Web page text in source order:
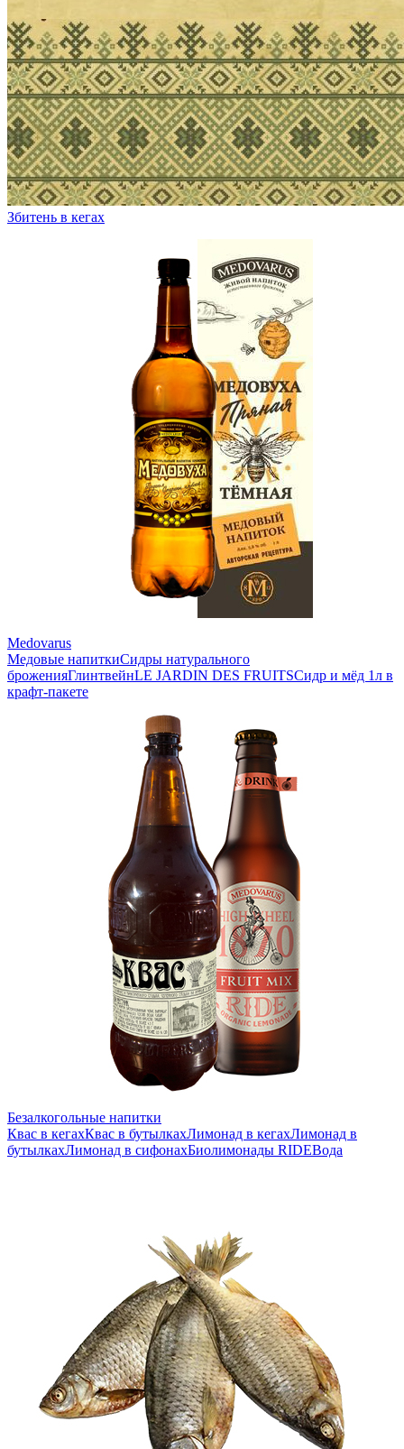
Збитень в кегах
Medovarus
Медовые напиткиСидры натурального
броженияГлинтвейнLE JARDIN DES FRUITSСидр и мёд 1л в
крафт-пакете
Безалкогольные напитки
Квас в кегахКвас в бутылкахЛимонад в кегахЛимонад в
бутылкахЛимонад в сифонахБиолимонады RIDEВода